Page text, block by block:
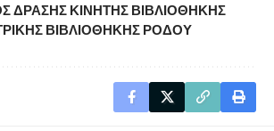
ΔΡΑΣΗΣ ΚΙΝΗΤΗΣ ΒΙΒΛΙΟΘΗΚΗΣ
ΒΙΒΛΙΟΘΗΚΗΣ ΡΟΔΟΥ